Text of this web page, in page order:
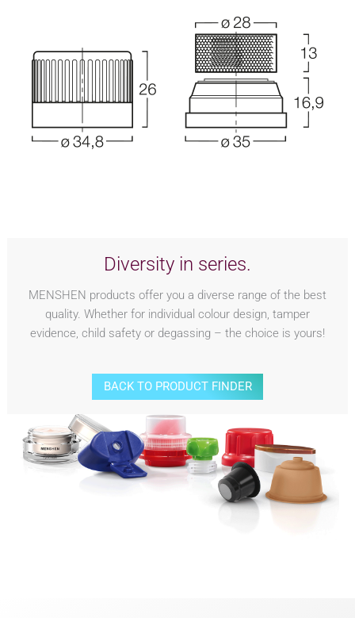
Diversity in series.
MENSHEN products offer you a diverse range of the best
quality. Whether for individual colour design, tamper
evidence, child safety or degassing – the choice is yours!
BACK TO PRODUCT FINDER